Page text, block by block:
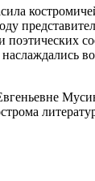
поэтических